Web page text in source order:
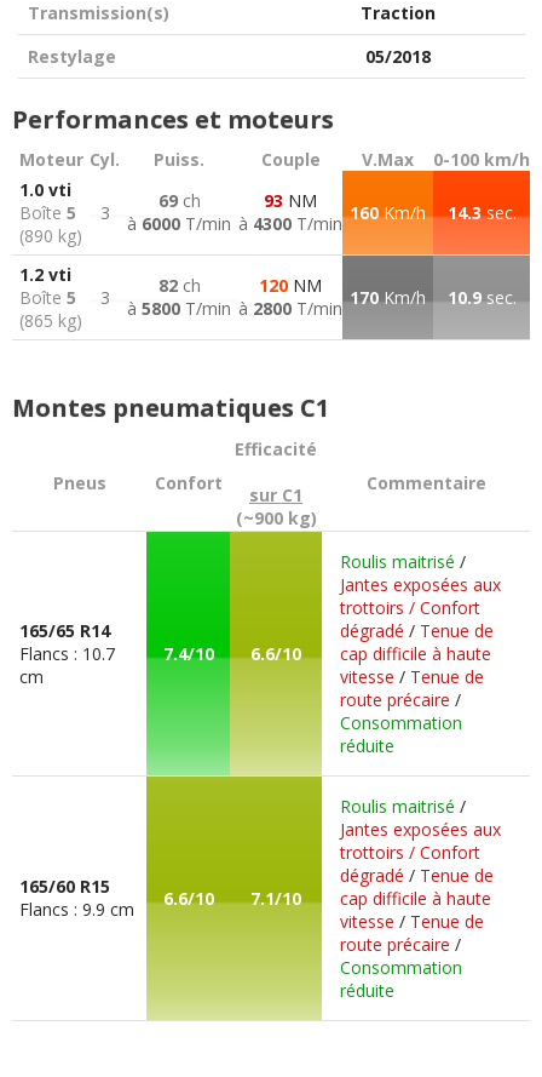
Transmission(s)
Traction
Restylage
05/2018
Performances et moteurs
Moteur Cyl. Puiss. Couple V.Max
0-100 km/h
1.0 vti
Boîte 5
(890 kg)
3
69ch
à 6000 T/min
93 NM
à 4300 T/min 160Km/h 14.3sec.
1.2 vti
Boîte 5
(865 kg)
3
82ch
à 5800 T/min
120 NM
à 2800 T/min 170Km/h 10.9sec.
Montes pneumatiques C1
Pneus Confort
Efficacité
sur C1
(~900 kg)
Commentaire
165/65 R14
Flancs : 10.7
cm
7.4/10 6.6/10
Roulis maitrisé /
Jantes exposées aux
trottoirs / Confort
dégradé / Tenue de
cap difficile à haute
vitesse / Tenue de
route précaire /
Consommation
réduite
165/60 R15
Flancs : 9.9 cm
6.6/10 7.1/10
Roulis maitrisé /
Jantes exposées aux
trottoirs / Confort
dégradé / Tenue de
cap difficile à haute
vitesse / Tenue de
route précaire /
Consommation
réduite